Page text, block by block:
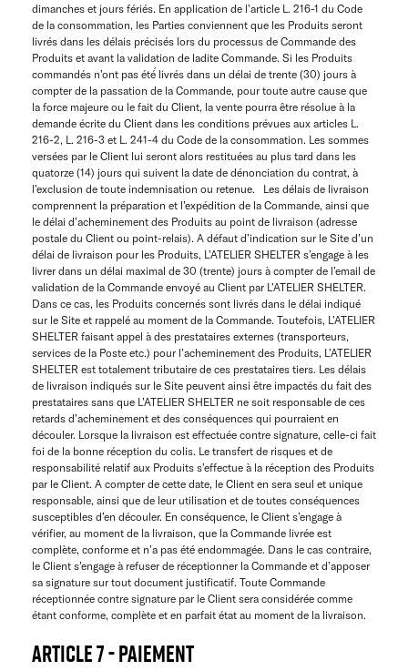
dimanches et jours fériés. En application de l’article L. 216-1 du Code
de la consommation, les Parties conviennent que les Produits seront
livrés dans les délais précisés lors du processus de Commande des
Produits et avant la validation de ladite Commande. Si les Produits
commandés n’ont pas été́ livrés dans un délai de trente (30) jours à
compter de la passation de la Commande, pour toute autre cause que
la force majeure ou le fait du Client, la vente pourra être résolue à la
demande écrite du Client dans les conditions prévues aux articles L.
216-2, L. 216-3 et L. 241-4 du Code de la consommation. Les sommes
versées par le Client lui seront alors restituées au plus tard dans les
quatorze (14) jours qui suivent la date de dénonciation du contrat, à
l’exclusion de toute indemnisation ou retenue. Les délais de livraison
comprennent la préparation et l’expédition de la Commande, ainsi que
le délai d’acheminement des Produits au point de livraison (adresse
postale du Client ou point-relais). A défaut d’indication sur le Site d’un
délai de livraison pour les Produits, L’ATELIER SHELTER s’engage à les
livrer dans un délai maximal de 30 (trente) jours à compter de l’email de
validation de la Commande envoyé au Client par L’ATELIER SHELTER.
Dans ce cas, les Produits concernés sont livrés dans le délai indiqué
sur le Site et rappelé au moment de la Commande. Toutefois, L’ATELIER
SHELTER faisant appel à des prestataires externes (transporteurs,
services de la Poste etc.) pour l’acheminement des Produits, L’ATELIER
SHELTER est totalement tributaire de ces prestataires tiers. Les délais
de livraison indiqués sur le Site peuvent ainsi être impactés du fait des
prestataires sans que L’ATELIER SHELTER ne soit responsable de ces
retards d’acheminement et des conséquences qui pourraient en
découler. Lorsque la livraison est effectuée contre signature, celle-ci fait
foi de la bonne réception du colis. Le transfert de risques et de
responsabilité relatif aux Produits s’effectue à la réception des Produits
par le Client. A compter de cette date, le Client en sera seul et unique
responsable, ainsi que de leur utilisation et de toutes conséquences
susceptibles d’en découler. En conséquence, le Client s’engage à
vérifier, au moment de la livraison, que la Commande livrée est
complète, conforme et n’a pas été endommagée. Dans le cas contraire,
le Client s’engage à refuser de réceptionner la Commande et d’apposer
sa signature sur tout document justificatif. Toute Commande
réceptionnée contre signature par le Client sera considérée comme
étant conforme, complète et en parfait état au moment de la livraison.
ARTICLE 7 - PAIEMENT